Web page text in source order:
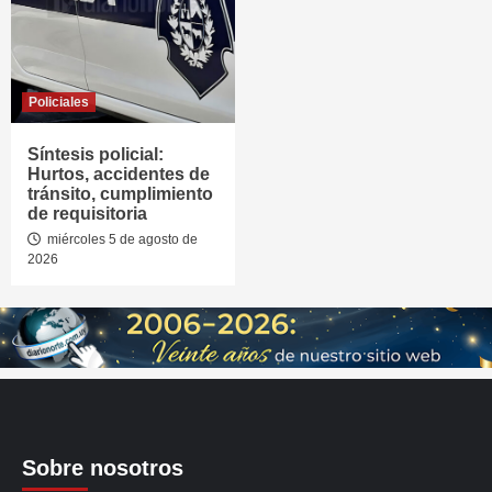
Policiales
Síntesis policial:
Hurtos, accidentes de
tránsito, cumplimiento
de requisitoria
miércoles 5 de agosto de
2026
Sobre nosotros